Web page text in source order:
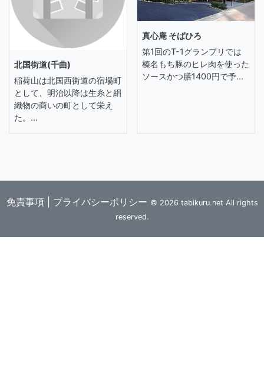
北国街道(千曲)
稲荷山は北国西街道の宿場町
として、明治以降は生糸と絹
織物の商いの町として栄え
た。...
真心庵 そばひろ
第1回のT-1グランプリでは
榛名もち豚のヒレ肉を使った
ソースかつ膳1400円で予...
免責事項| プライバシーポリシー © 2026 tabikuru.net All rights
reserved.